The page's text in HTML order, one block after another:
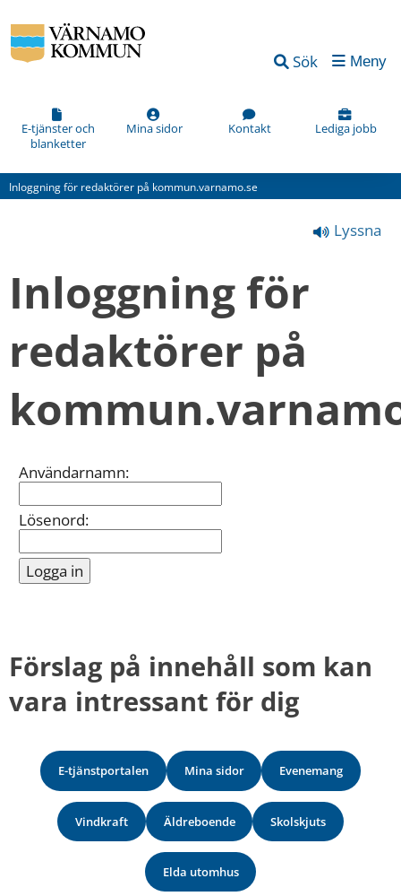
Sök Meny
E-tjänster och
blanketter
Mina sidor Kontakt Lediga jobb
Inloggning för redaktörer på kommun.varnamo.se
Lyssna
Inloggning för
redaktörer på
Inloggning
Användarnamn:
Lösenord:
Förslag på innehåll som kan
vara intressant för dig
E-tjänstportalen Mina sidor Evenemang
Vindkraft Äldreboende Skolskjuts
Elda utomhus
Vad
kan
förbättra
den
här
(obligatorisk)
kan
informationen
bättre
dig?
Webbadress
sidan